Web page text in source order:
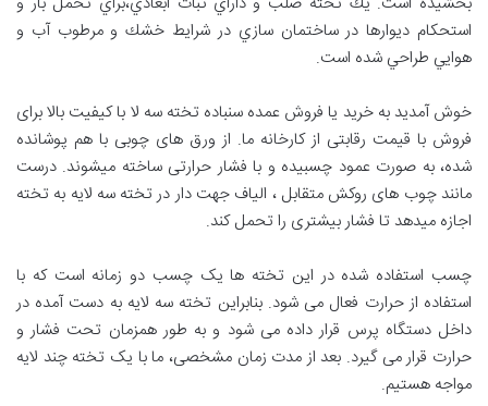
استحكام ديوارها در ساختمان سازي در شرايط خشك و مرطوب آب و
هوايي طراحي شده است.
خوش آمدید به خرید یا فروش عمده سنباده تخته سه لا با کیفیت بالا برای
فروش با قیمت رقابتی از کارخانه ما. از ورق های چوبی با هم پوشانده
شده، به صورت عمود چسبیده و با فشار حرارتی ساخته میشوند. درست
مانند چوب های روکش متقابل ، الیاف جهت دار در تخته سه لایه به تخته
اجازه میدهد تا فشار بیشتری را تحمل کند.
چسب استفاده شده در این تخته ها یک چسب دو زمانه است که با
استفاده از حرارت فعال می شود. بنابراین تخته سه لایه به دست آمده در
داخل دستگاه پرس قرار داده می شود و به طور همزمان تحت فشار و
حرارت قرار می گیرد. بعد از مدت زمان مشخصی، ما با یک تخته چند لایه
مواجه هستیم.